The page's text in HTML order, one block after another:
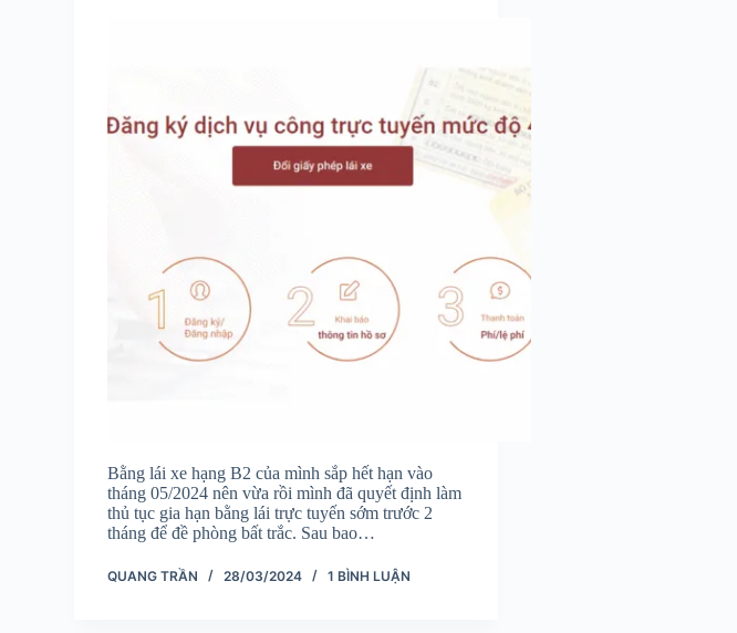
Bằng lái xe hạng B2 của mình sắp hết hạn vào
tháng 05/2024 nên vừa rồi mình đã quyết định làm
thủ tục gia hạn bằng lái trực tuyến sớm trước 2
tháng để đề phòng bất trắc. Sau bao…
QUANG TRẦN 28/03/2024 1 BÌNH LUẬN